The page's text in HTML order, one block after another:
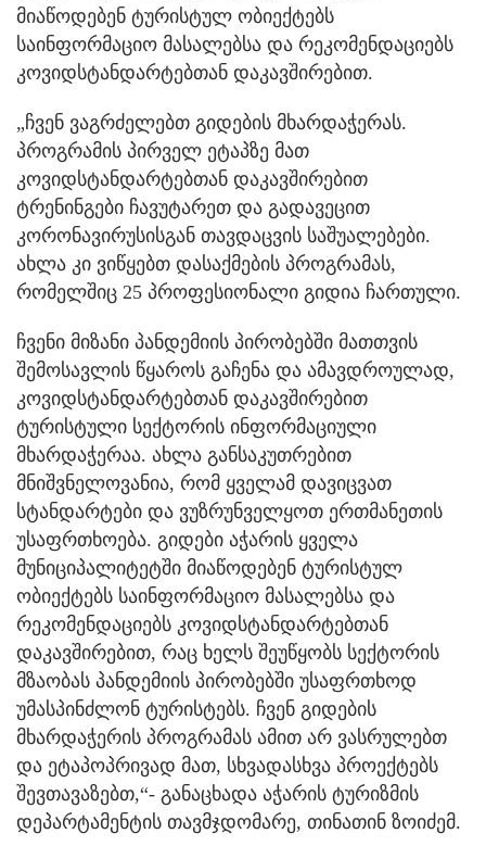
მიაწოდებენ ტურისტულ ობიექტებს
საინფორმაციო მასალებსა და რეკომენდაციებს
კოვიდსტანდარტებთან დაკავშირებით.
„ჩვენ ვაგრძელებთ გიდების მხარდაჭერას.
პროგრამის პირველ ეტაპზე მათ
კოვიდსტანდარტებთან დაკავშირებით
ტრენინგები ჩავუტარეთ და გადავეცით
კორონავირუსისგან თავდაცვის საშუალებები.
ახლა კი ვიწყებთ დასაქმების პროგრამას,
რომელშიც 25 პროფესიონალი გიდია ჩართული.
ჩვენი მიზანი პანდემიის პირობებში მათთვის
შემოსავლის წყაროს გაჩენა და ამავდროულად,
კოვიდსტანდარტებთან დაკავშირებით
ტურისტული სექტორის ინფორმაციული
მხარდაჭერაა. ახლა განსაკუთრებით
მნიშვნელოვანია, რომ ყველამ დავიცვათ
სტანდარტები და ვუზრუნველყოთ ერთმანეთის
უსაფრთხოება. გიდები აჭარის ყველა
მუნიციპალიტეტში მიაწოდებენ ტურისტულ
ობიექტებს საინფორმაციო მასალებსა და
რეკომენდაციებს კოვიდსტანდარტებთან
დაკავშირებით, რაც ხელს შეუწყობს სექტორის
მზაობას პანდემიის პირობებში უსაფრთხოდ
უმასპინძლონ ტურისტებს. ჩვენ გიდების
მხარდაჭერის პროგრამას ამით არ ვასრულებთ
და ეტაპოპრივად მათ, სხვადასხვა პროექტებს
შევთავაზებთ,“- განაცხადა აჭარის ტურიზმის
დეპარტამენტის თავმჯდომარე, თინათინ ზოიძემ.